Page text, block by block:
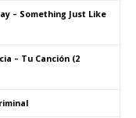
– Something Just Like
– Tu Canción (2